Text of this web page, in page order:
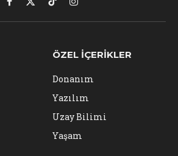
Facebook
X
(Twitter)
TikTokInstagram
ÖZEL İÇERIKLER
Donanım
Yazılım
Uzay Bilimi
Yaşam